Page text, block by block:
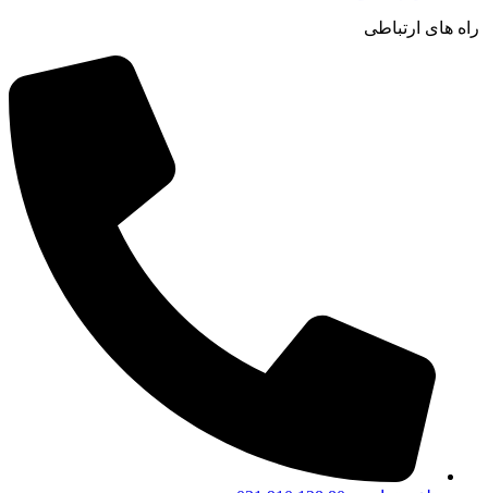
راه های ارتباطی